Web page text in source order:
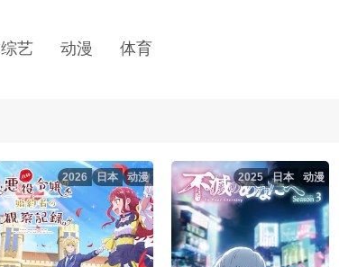
综艺 动漫 体育
动漫
日本
2026 动漫
日本
2025